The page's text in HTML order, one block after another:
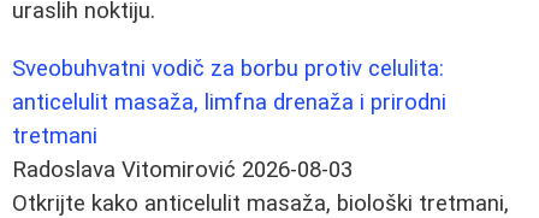
uraslih noktiju.
Sveobuhvatni vodič za borbu protiv celulita:
anticelulit masaža, limfna drenaža i prirodni
tretmani
Radoslava Vitomirović 2026-08-03
Otkrijte kako anticelulit masaža, biološki tretmani,